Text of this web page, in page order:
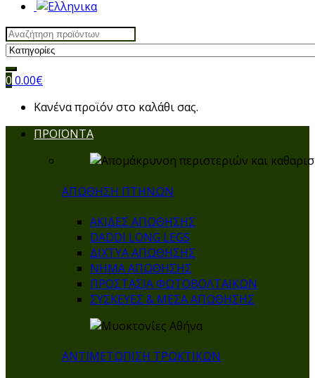
Search
for:
0 0.00€
Κανένα προϊόν στο καλάθι σας.
ΠΡΟΪΟΝΤΑ
ΑΠΩΘΗΣΗ ΠΤΗΝΩΝ
ΑΚΙΔΕΣ ΑΠΩΘΗΣΗΣ
DADDI LONG LEGS
ΔΙΧΤΥΑ ΑΠΩΘΗΣΗΣ
ΝΗΜΑ ΑΠΩΘΗΣΗΣ
ΠΡΟΣΤΑΣΙΑ ΦΩΤΟΒΟΛΤΑΙΚΩΝ
ΣΥΣΚΕΥΕΣ & ΜΕΣΑ ΑΠΩΘΗΣΗΣ
ΑΝΤΙΜΕΤΩΠΙΣΗ ΤΡΩΚΤΙΚΩΝ